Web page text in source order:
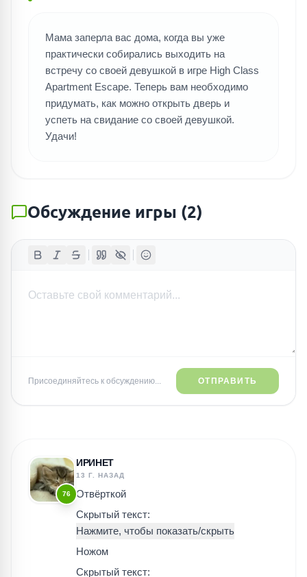
Мама заперла вас дома, когда вы уже
практически собирались выходить на
встречу со своей девушкой в игре High Class
Apartment Escape. Теперь вам необходимо
придумать, как можно открыть дверь и
успеть на свидание со своей девушкой.
Удачи!
Обсуждение игры (2)
Присоединяйтесь к обсуждению... ОТПРАВИТЬ
76
ИРИНЕТ
13 Г. НАЗАД
Отвёрткой
Скрытый текст:
Ножом
Скрытый текст: